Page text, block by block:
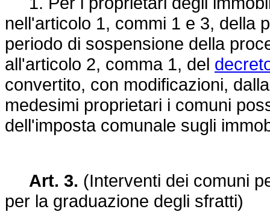
nell'articolo 1, commi 1 e 3, della
periodo di sospensione della
all'articolo 2, comma 1, del
convertito, con modificazioni,
medesimi proprietari i comuni
dell'imposta comunale sugli
Art. 3. (Interventi dei comuni
per la graduazione degli sfratti)